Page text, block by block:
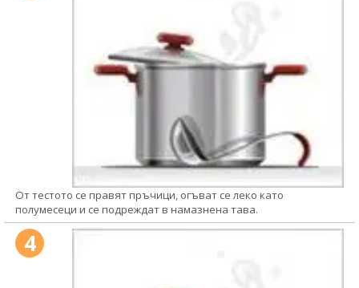
От тестото се правят пръчици, огъват се леко като
полумесеци и се подреждат в намазнена тава.
4